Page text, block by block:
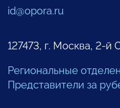
id@opora.ru
127473, г. Москва, 2-й
Региональные
Представители за